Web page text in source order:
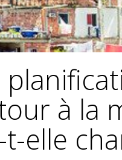
à la
elle